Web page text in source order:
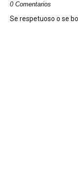
0 Comentarios
Se respetuoso o se